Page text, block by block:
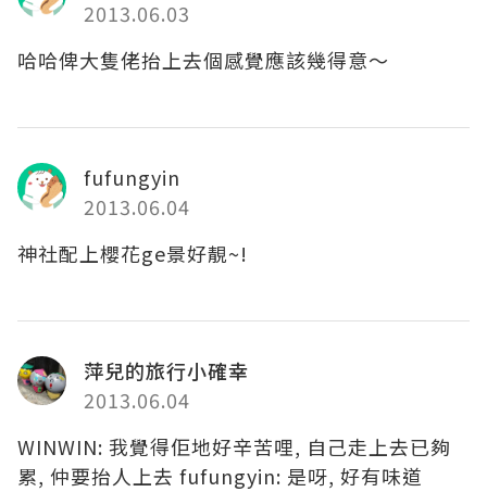
2013.06.03
哈哈俾大隻佬抬上去個感覺應該幾得意～
fufungyin
2013.06.04
神社配上櫻花ge景好靚~!
萍兒的旅行小確幸
2013.06.04
WINWIN: 我覺得佢地好辛苦哩, 自己走上去已夠
累, 仲要抬人上去 fufungyin: 是呀, 好有味道